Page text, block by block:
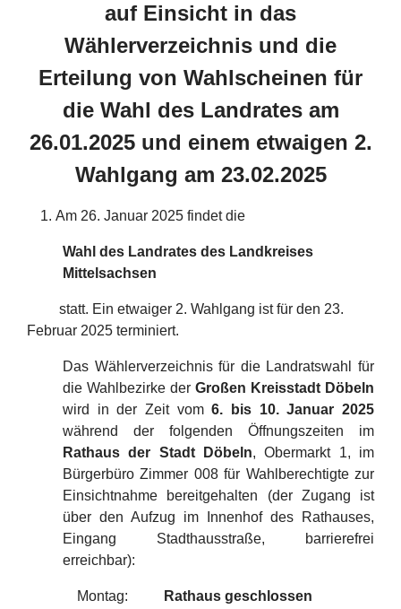
auf Einsicht in das
Wählerverzeichnis und die
Erteilung von Wahlscheinen für
die Wahl des Landrates am
26.01.2025 und einem etwaigen 2.
Wahlgang am 23.02.2025
Am 26. Januar 2025 findet die
Wahl des Landrates des Landkreises
Mittelsachsen
statt. Ein etwaiger 2. Wahlgang ist für den 23.
Februar 2025 terminiert.
Das Wählerverzeichnis für die Landratswahl für
die Wahlbezirke der Großen Kreisstadt Döbeln
wird in der Zeit vom6. bis 10. Januar 2025
während der folgenden Öffnungszeiten im
Rathaus der Stadt Döbeln, Obermarkt 1, im
Bürgerbüro Zimmer 008 für Wahlberechtigte zur
Einsichtnahme bereitgehalten (der Zugang ist
über den Aufzug im Innenhof des Rathauses,
Eingang Stadthausstraße, barrierefrei
erreichbar):
Montag:
Rathaus geschlossen